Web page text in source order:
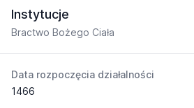
Instytucje
Bractwo Bożego Ciała
Data rozpoczęcia działalności
1466